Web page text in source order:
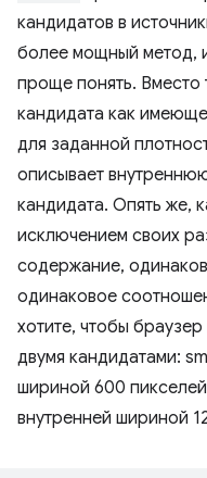
кандидатов в
более мощный метод,
проще понять. Вместо
кандидата как
для заданной
описывает
кандидата. Опять же,
исключением своих
содержание,
одинаковое
хотите, чтобы
двумя кандидатами:
шириной 600
внутренней шириной